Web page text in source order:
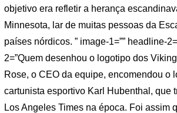
objetivo era refletir a herança
Minnesota, lar de muitas pessoas da
países nórdicos. ” image-1=”” headline-
2=”Quem desenhou o logotipo dos
Rose, o CEO da equipe, encomendou o
cartunista esportivo Karl Hubenthal, que
Los Angeles Times na época. Foi assim